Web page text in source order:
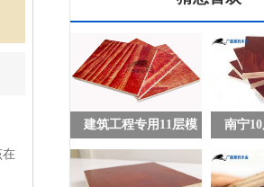
在
建筑工程专用11层模
板
南宁
建